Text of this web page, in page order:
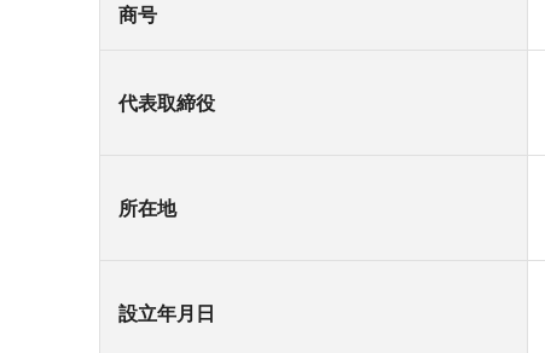
商号
代表取締役
所在地
設立年月日